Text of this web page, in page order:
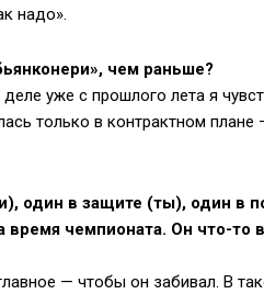
надо».
чем раньше?
уже с прошлого лета я
только в контрактном плане
один в защите (ты), один в
время чемпионата. Он что-то
— чтобы он забивал. В